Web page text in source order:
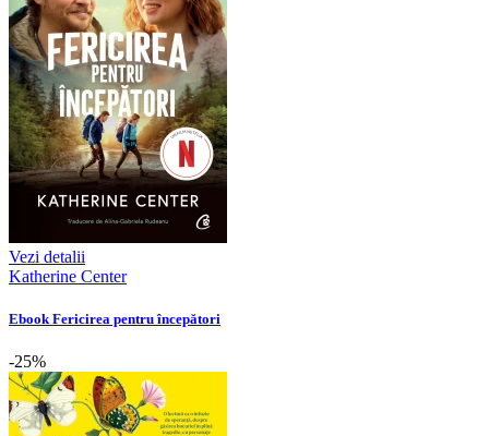
Vezi detalii
Katherine Center
Ebook Fericirea pentru începători
-25%